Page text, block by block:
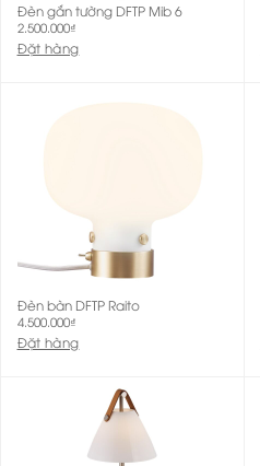
Đèn gắn tường DFTP Mib 6
2.500.000₫
Đặt hàng
Đèn bàn DFTP Raito
4.500.000₫
Đặt hàng